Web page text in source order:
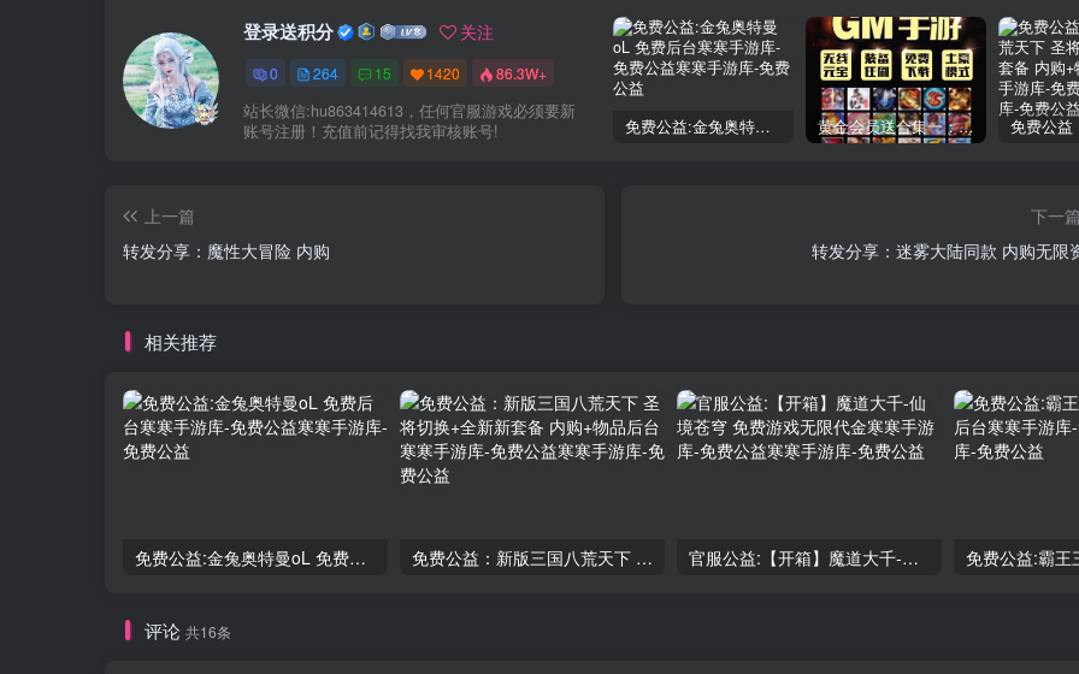
登录送积分 关注
0 264 15 1420 86.3W+
站长微信:hu863414613，任何官服游戏必须要新
账号注册！充值前记得找我审核账号!
免费公益:金兔奥特曼oL 免费后台 黄金会员送合集一：150款后台手游合集
上一篇
转发分享：魔性大冒险 内购
下一
转发分享：迷雾大陆同款 内购无限
相关推荐
免费公益:金兔奥特曼oL 免费后台 免费公益：新版三国八荒天下 圣将切换+全新新套备 内购+物品后台 官服公益:【开箱】魔道大千-仙境苍穹 免费游戏无限代金
评论 共16条